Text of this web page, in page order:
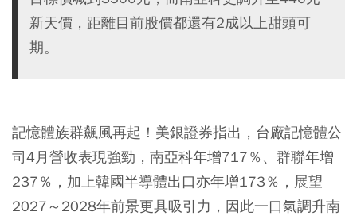
新天價，距離目前股價都還有2成以上甜頭可
期。
記憶體族群飆風再起！美銀證券指出，台廠記憶體公
司4月營收表現強勁，南亞科年增717％、群聯年增
237％，加上韓國半導體出口亦年增173％，展望
2027～2028年前景更具吸引力，因此一口氣調升南